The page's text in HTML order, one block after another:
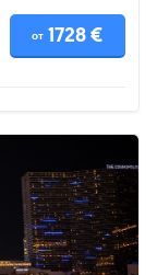
от 1728 €